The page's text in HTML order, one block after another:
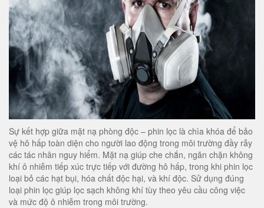
Sự kết hợp giữa mặt nạ phòng độc – phin lọc là chìa khóa để bảo
vệ hô hấp toàn diện cho người lao động trong môi trường đầy rẫy
các tác nhân nguy hiểm. Mặt nạ giúp che chắn, ngăn chặn không
khí ô nhiễm tiếp xúc trực tiếp với đường hô hấp, trong khi phin lọc
loại bỏ các hạt bụi, hóa chất độc hại, và khí độc. Sử dụng đúng
loại phin lọc giúp lọc sạch không khí tùy theo yêu cầu công việc
và mức độ ô nhiễm trong môi trường.